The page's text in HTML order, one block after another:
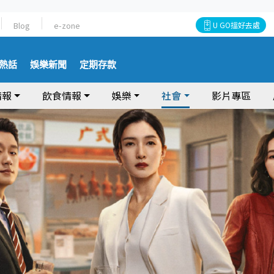
Blog e-zone U GO搵好去處
話 娛樂新聞 定期存款
飲食情報 娛樂 社會 影片專區